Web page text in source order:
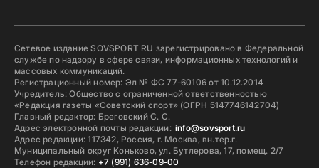
Сетевое издание SOVSPORT RU зарегистрировано в Федеральной
службе по надзору в сфере связи, информационных технологий и
массовых коммуникаций.
Регистрационный номер: Эл № ФС 77-60106 от 10.12.2014
Учредитель: Общество с ограниченной ответственностью
«Редакция газеты «Советский спорт» (ОГРН 5147746142704)
Главный редактор: Бреговский С. С.
Адрес электронной почты редакции: info@sovsport.ru
Адрес редакции: 117342, Россия, г. Москва, вн.тер.г.
Муниципальный округ Коньково, ул. Бутлерова, 17, помещ. 2/7
Телефон редакции: +7 (991) 636-09-00